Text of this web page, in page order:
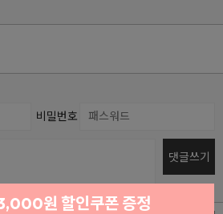
비밀번호
댓글쓰기
원 할인쿠폰 증정